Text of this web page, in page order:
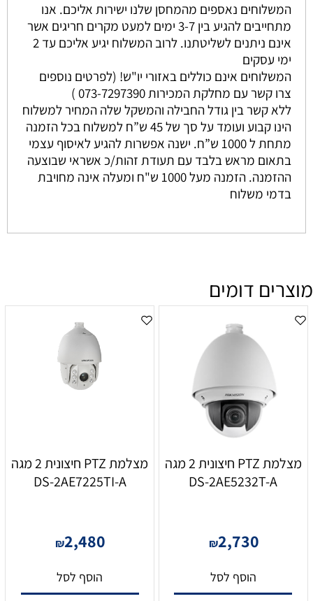
המשלוחים נאספים מהמחסן שלנו ישירות אליכם. אנו
מתחייבים להגיע בין 3-7 ימים למעט מקרים חריגים אשר
אינם ניתנים לשליטתנו. לרוב המשלוח יגיע אליכם עד 2
ימי עסקים
המשלוחים אינם כוללים באזורי יו"ש! (לפרטים נוספים
צרו קשר עם מחלקת המכירות 073-7297390 )
ללא קשר בין גודל החבילה והמשקל שלה המחיר למשלוח
הינו קבוע ועומד על סך של 45 ש”ח למשלוח בכל הזמנה
מתחת ל 1000 ש”ח. ישנה אפשרות להגיע לאיסוף עצמי
בתאום מראש בלבד עם תעודת זהות/כ אשראי שבוצעה
ההזמנה. הזמנה מעל 1000 ש"ח ומעלה אינה מחויבת
בדמי משלוח
מוצרים דומים
מצלמת PTZ חיצונית 2 מגה
DS-2AE5232T-A
₪2,730
הוסף לסל
מצלמת PTZ חיצונית 2 מגה
DS-2AE7225TI-A
₪2,480
הוסף לסל